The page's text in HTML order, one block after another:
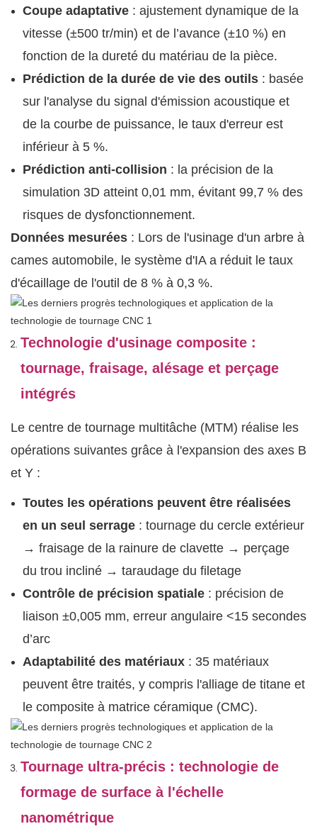
Coupe adaptative: ajustement dynamique de la
vitesse (±500 tr/min) et de l’avance (±10 %) en
fonction de la dureté du matériau de la pièce.
Prédiction de la durée de vie des outils: basée
sur l'analyse du signal d'émission acoustique et
de la courbe de puissance, le taux d'erreur est
inférieur à 5 %.
Prédiction anti-collision : la précision de la
simulation 3D atteint 0,01 mm, évitant 99,7 % des
risques de dysfonctionnement.
Données mesurées : Lors de l'usinage d'un arbre à
cames automobile, le système d'IA a réduit le taux
d'écaillage de l'outil de 8 % à 0,3 %.
Technologie d'usinage composite :
tournage, fraisage, alésage et perçage
intégrés
Le centre de tournage multitâche (MTM) réalise les
opérations suivantes grâce à l'expansion des axes B
et Y :
Toutes les opérations peuvent être réalisées
en un seul serrage: tournage du cercle extérieur
→ fraisage de la rainure de clavette → perçage
du trou incliné → taraudage du filetage
Contrôle de précision spatiale: précision de
liaison ±0,005 mm, erreur angulaire <15 secondes
d’arc
Adaptabilité des matériaux: 35 matériaux
peuvent être traités, y compris l'alliage de titane et
le composite à matrice céramique (CMC).
Tournage ultra-précis : technologie de
formage de surface à l'échelle
nanométrique